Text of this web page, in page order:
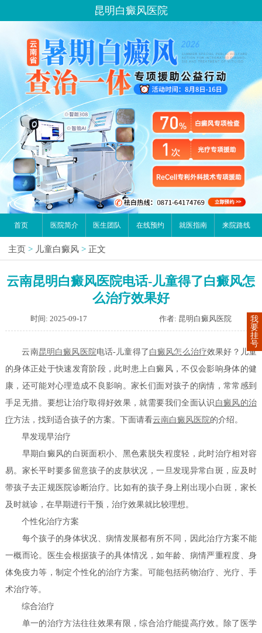
昆明白癜风医院
首页 医院简介 医生团队 在线预约 就医指南 来院路线
主页 > 儿童白癜风 > 正文
云南昆明白癜风医院电话-儿童得了白癜风怎
么治疗效果好
时间: 2025-09-17 作者: 昆明白癜风医院
云南昆明白癜风医院电话-儿童得了 白癜风怎么治疗效果好？儿童
的身体正处于快速发育阶段，此时患上白癜风，不仅会影响身体的健
康，还可能对心理造成不良影响。家长们面对孩子的病情，常常感到
手足无措。要想让治疗取得好效果，就需要我们全面认识 白癜风的治
疗方法，找到适合孩子的方案。下面请看云南白癜风医院的介绍。
早发现早治疗
早期白癜风的白斑面积小、黑色素脱失程度轻，此时治疗相对容
易。家长平时要多留意孩子的皮肤状况，一旦发现异常白斑，应及时
带孩子去正规医院诊断治疗。比如有的孩子身上刚出现小白斑，家长
及时就诊，在早期进行干预，治疗效果就比较理想。
个性化治疗方案
每个孩子的身体状况、病情发展都有所不同，因此治疗方案不能
一概而论。医生会根据孩子的具体情况，如年龄、病情严重程度、身
体免疫力等，制定个性化的治疗方案。可能包括药物治疗、光疗、手
术治疗等。
综合治疗
单一的治疗方法往往效果有限，综合治疗能提高疗效。除了医学
我
要
挂
号